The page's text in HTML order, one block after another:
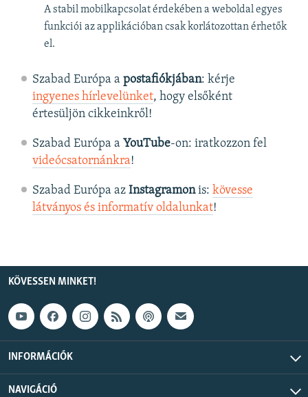
A stabil mobilkapcsolat érdekében a weboldal egyes
funkciói az applikációban csak korlátozottan érhetők
el.
Szabad Európa a postafiókjában: kérje
ingyenes hírlevelünket, hogy elsőként
értesüljön cikkeinkről!
Szabad Európa a YouTube-on: iratkozzon fel
videócsatornánkra!
Szabad Európa az Instagramonis: kövesse
látványos és informatív oldalunkat! ​
KÖVESSEN MINKET!
INFORMÁCIÓK
NAVIGÁCIÓ